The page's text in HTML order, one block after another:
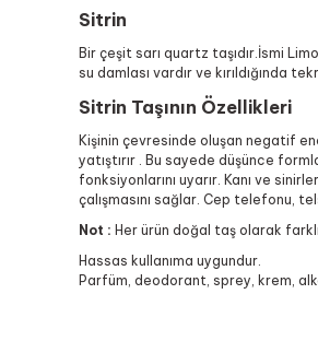
Sitrin
Bir çeşit sarı quartz taşıdır.İsmi
su damlası vardır ve kırıldığında
Sitrin Taşının Özellikleri
Kişinin çevresinde oluşan negatif
yatıştırır . Bu sayede düşünce
fonksiyonlarını uyarır. Kanı ve
çalışmasını sağlar. Cep telefonu,
Not : Her ürün doğal taş olarak
Hassas kullanıma uygundur.
Parfüm, deodorant, sprey, krem,